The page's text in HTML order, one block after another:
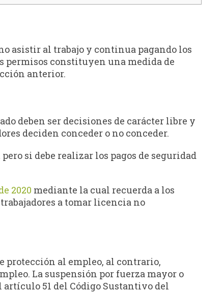
asistir al trabajo y continua pagando los
permisos constituyen una medida de
anterior.
deben ser decisiones de carácter libre y
deciden conceder o no conceder.
si debe realizar los pagos de seguridad
2020 mediante la cual recuerda a los
a tomar licencia no
protección al empleo, al contrario,
La suspensión por fuerza mayor o
51 del Código Sustantivo del